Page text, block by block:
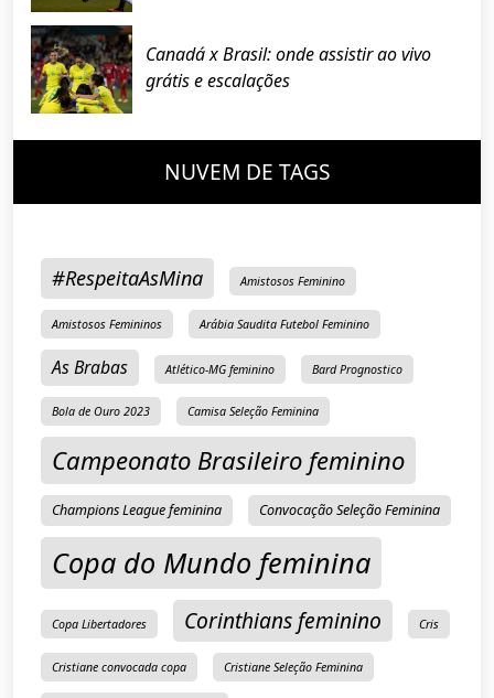
Canadá x Brasil: onde assistir ao vivo
grátis e escalações
NUVEM DE TAGS
#RespeitaAsMina Amistosos Feminino
Amistosos Femininos Arábia Saudita Futebol Feminino
As Brabas Atlético-MG feminino Bard Prognostico
Bola de Ouro 2023 Camisa Seleção Feminina
Campeonato Brasileiro feminino
Champions League feminina Convocação Seleção Feminina
Copa do Mundo feminina
Copa Libertadores Corinthians feminino Cris
Cristiane convocada copa Cristiane Seleção Feminina